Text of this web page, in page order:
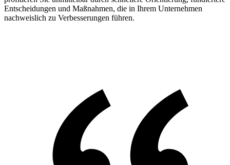
Entscheidungen und Maßnahmen, die in Ihrem Unternehmen
nachweislich zu Verbesserungen führen.